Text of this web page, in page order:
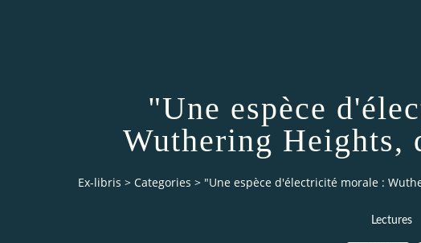
"Une espèce
Wuthering Heights,
Ex-libris > Categories > "Une espèce d'électricité morale :
Lectures